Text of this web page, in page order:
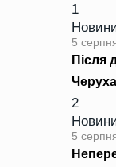
1
5
Після
2
5